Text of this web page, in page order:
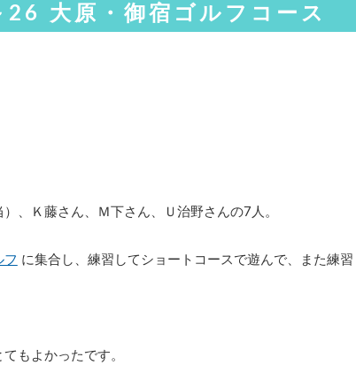
大原・御宿ゴルフコース
、Ｋ藤さん、Ｍ下さん、Ｕ治野さんの7人。
フ に集合し、練習してショートコースで遊んで、また練習
もよかったです。